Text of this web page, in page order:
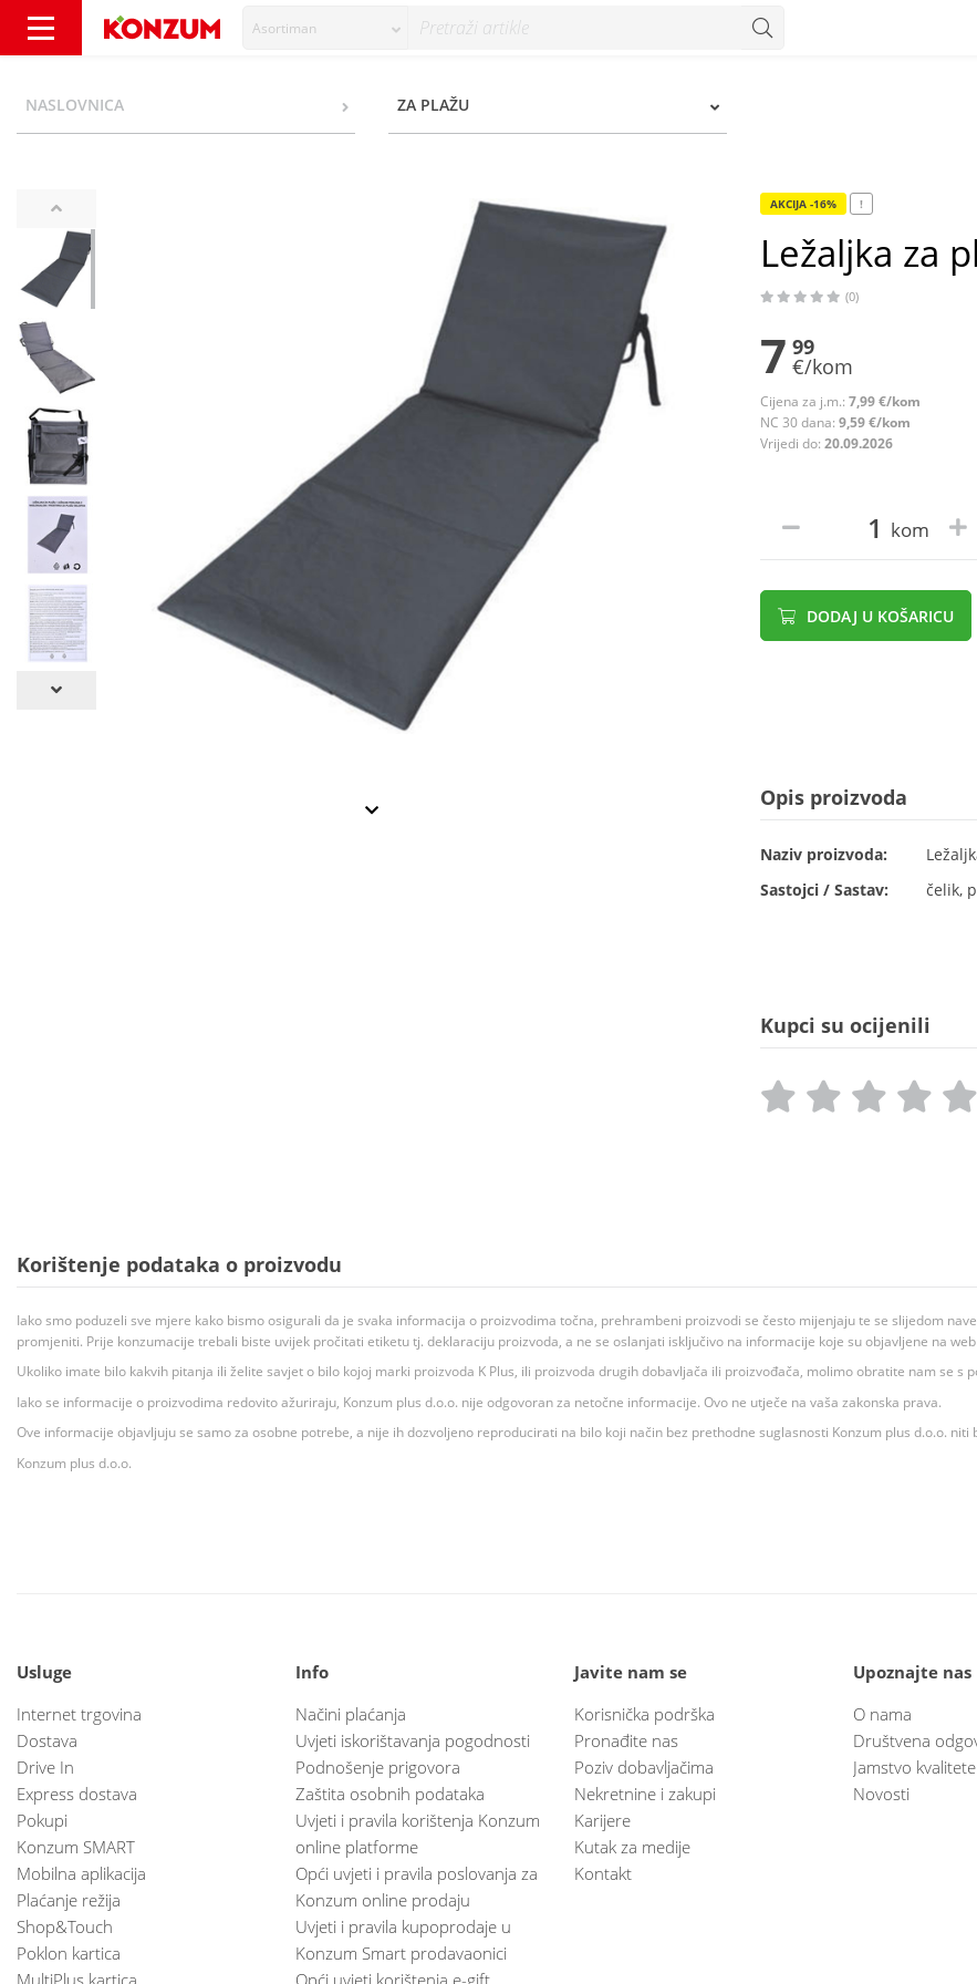
Asortiman
NASLOVNICA ZA PLAŽU
AKCIJA -16% !
Ležaljka za
(0)
7 99
€/kom
Cijena za j.m.: 7,99 €/kom
NC 30 dana: 9,59 €/kom
Vrijedi do: 20.09.2026
kom
DODAJ U KOŠARICU
Opis proizvoda
Naziv proizvoda:
Sastojci / Sastav:
čelik,
Kupci su ocijenili
Korištenje podataka o proizvodu
Iako smo poduzeli sve mjere kako bismo osigurali da je svaka informacija o proizvodima točna, prehrambeni proizvodi se često mijenjaju te se slijedom
promjeniti. Prije konzumacije trebali biste uvijek pročitati etiketu tj. deklaraciju proizvoda, a ne se oslanjati isključivo na informacije koje su objavljene na
Ukoliko imate bilo kakvih pitanja ili želite savjet o bilo kojoj marki proizvoda K Plus, ili proizvoda drugih dobavljača ili proizvođača, molimo obratite nam se s
Iako se informacije o proizvodima redovito ažuriraju, Konzum plus d.o.o. nije odgovoran za netočne informacije. Ovo ne utječe na vaša zakonska prava.
Ove informacije objavljuju se samo za osobne potrebe, a nije ih dozvoljeno reproducirati na bilo koji način bez prethodne suglasnosti Konzum plus d.o.o. niti
Konzum plus d.o.o.
Usluge
Internet trgovina
Dostava
Drive In
Express dostava
Pokupi
Konzum SMART
Mobilna aplikacija
Plaćanje režija
Shop&Touch
Poklon kartica
MultiPlus kartica
Info
Načini plaćanja
Uvjeti iskorištavanja pogodnosti
Podnošenje prigovora
Zaštita osobnih podataka
Uvjeti i pravila korištenja Konzum
online platforme
Opći uvjeti i pravila poslovanja za
Konzum online prodaju
Uvjeti i pravila kupoprodaje u
Konzum Smart prodavaonici
Opći uvjeti korištenja e-gift
Javite nam se
Korisnička podrška
Pronađite nas
Poziv dobavljačima
Nekretnine i zakupi
Karijere
Kutak za medije
Kontakt
Upoznajte nas
O nama
Društvena
Jamstvo kvalitete
Novosti